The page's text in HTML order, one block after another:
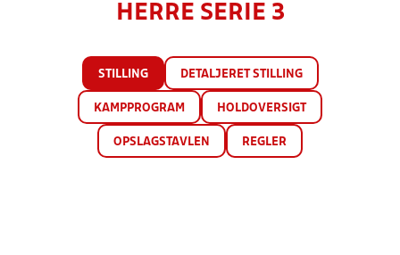
HERRE SERIE 3
STILLING DETALJERET STILLING
KAMPPROGRAM HOLDOVERSIGT
OPSLAGSTAVLEN REGLER